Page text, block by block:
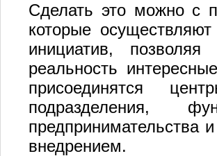
Сделать это можно с
которые
инициатив,
реальность
присоединятся
подразделения,
предпринимательства
внедрением.